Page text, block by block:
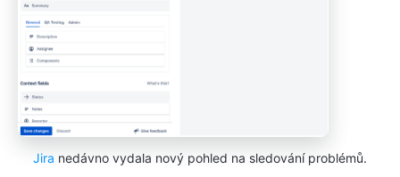
Jira nedávno vydala nový pohled na sledování problémů.